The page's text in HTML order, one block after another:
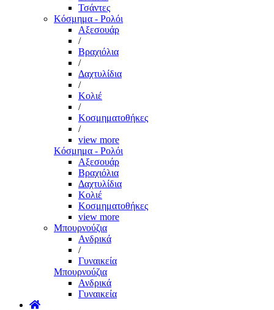
Τσάντες
Κόσμημα - Ρολόι
Αξεσουάρ
/
Βραχιόλια
/
Δαχτυλίδια
/
Κολιέ
/
Κοσμηματοθήκες
/
view more
Κόσμημα - Ρολόι
Αξεσουάρ
Βραχιόλια
Δαχτυλίδια
Κολιέ
Κοσμηματοθήκες
view more
Μπουρνούζια
Ανδρικά
/
Γυναικεία
Μπουρνούζια
Ανδρικά
Γυναικεία